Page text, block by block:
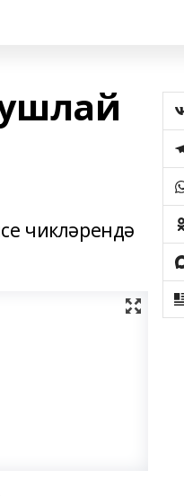
чикләрендә